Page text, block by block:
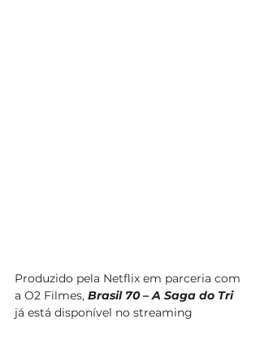
Produzido pela Netflix em parceria com
a O2 Filmes, Brasil 70 – A Saga do Tri
já está disponível no streaming